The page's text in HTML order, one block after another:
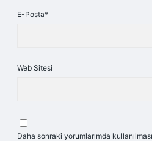
E-Posta*
Web Sitesi
Daha sonraki yorumlarımda